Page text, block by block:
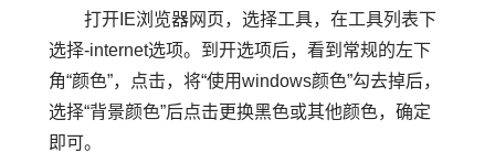
打开IE浏览器网页，选择工具，在工具列表下
选择-internet选项。到开选项后，看到常规的左下
角“颜色”，点击，将“使用windows颜色”勾去掉后，
选择“背景颜色”后点击更换黑色或其他颜色，确定
即可。